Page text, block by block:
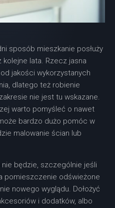
sposób mieszkanie posłuży
lata. Rzecz jasna
jakości wykorzystanych
dlatego też robienie
nie jest tu wskazane.
warto pomyśleć o nawet
bardzo dużo pomóc w
malowanie ścian lub
będzie, szczególnie jeśli
pomieszczenie odświeżone
nowego wyglądu. Dołożyć
i dodatków, albo